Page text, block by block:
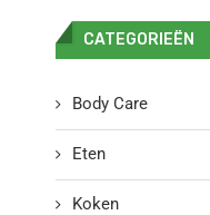
CATEGORIEËN
Body Care
Eten
Koken